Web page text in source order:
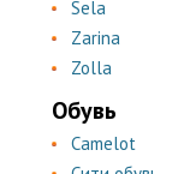
Sela
Zarina
Zolla
Обувь
Camelot